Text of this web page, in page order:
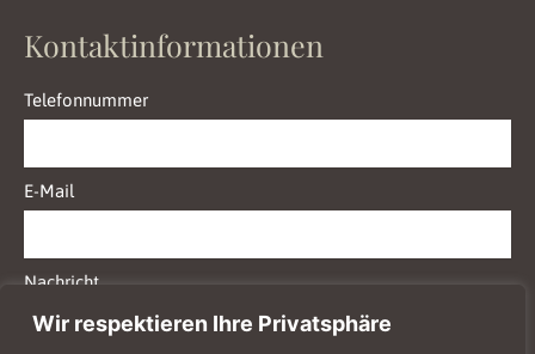
Wir respektieren Ihre Privatsphäre
Kontaktinformationen
Telefonnummer
E-Mail
Nachricht